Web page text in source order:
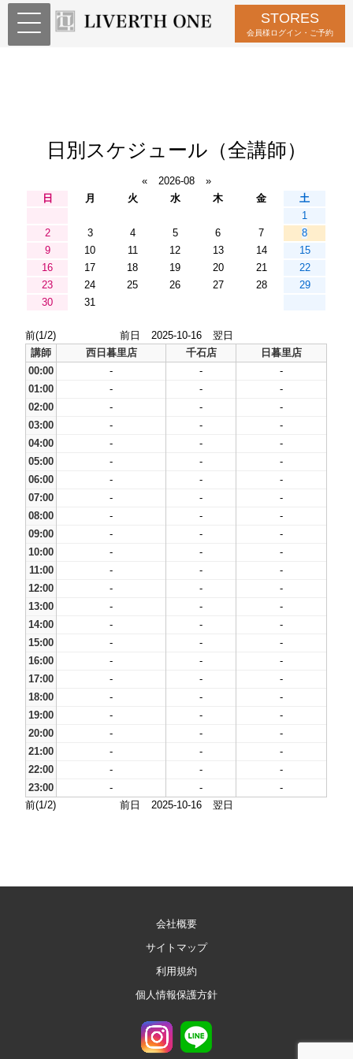
STORES
会員様ログイン・ご予約
日別スケジュール（全講師）
« 2026-08
»
日
月 火 水 木 金
土
1
2
3 4 5 6 7
8
9
10 11 12 13 14
15
16
17 18 19 20 21
22
23
24 25 26 27 28
29
30
31
前(1/2) 前日 2025-10-16
翌日
講師
西日暮里店 千石店
日暮里店
00:00
- -
-
01:00
- -
-
02:00
- -
-
03:00
- -
-
04:00
- -
-
05:00
- -
-
06:00
- -
-
07:00
- -
-
08:00
- -
-
09:00
- -
-
10:00
- -
-
11:00
- -
-
12:00
- -
-
13:00
- -
-
14:00
- -
-
15:00
- -
-
16:00
- -
-
17:00
- -
-
18:00
- -
-
19:00
- -
-
20:00
- -
-
21:00
- -
-
22:00
- -
-
23:00
- -
-
前(1/2)
前日 2025-10-16 翌日
会社概要
サイトマップ
利用規約
個人情報保護方針